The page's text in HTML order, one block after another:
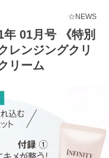
☆NEWS
年 01月号 《特別
レンジングクリ
リーム